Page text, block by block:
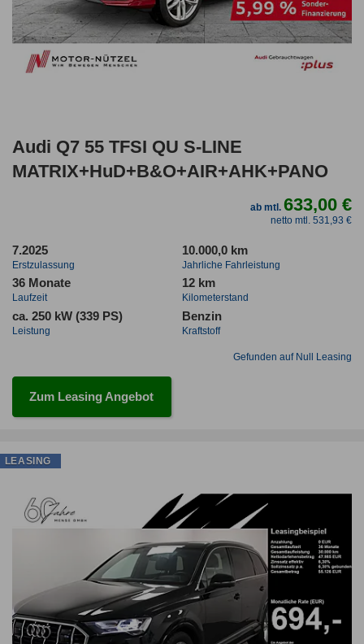
Audi Q7 55 TFSI QU S-LINE
MATRIX+HuD+B&O+AIR+AHK+PANO
ab mtl.633,00 €
netto mtl. 531,93 €
7.2025
Erstzulassung
10.000,0 km
Jahrliche Fahrleistung
36 Monate
Laufzeit
12 km
Kilometerstand
ca. 250 kW (339 PS)
Leistung
Benzin
Kraftstoff
Gefunden auf Null Leasing
Zum Leasing Angebot
LEASING